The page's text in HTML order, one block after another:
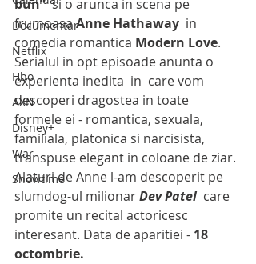
Documentar
Netflix
Hbo
AXN
Disney+
War
Showtime
bun”
  si o arunca in scena pe
frumoasa Anne Hathaway
  in
comedia romantica Modern Love.
Serialul in opt episoade anunta o
experienta inedita  in  care vom
descoperi dragostea in toate
formele ei - romantica, sexuala,
familiala, platonica si narcisista,
transpuse elegant in coloane de ziar.
Alaturi de Anne l-am descoperit pe
slumdog-ul milionar Dev Patel
  care
promite un recital actoricesc
interesant. Data de aparitiei - 18
octombrie.